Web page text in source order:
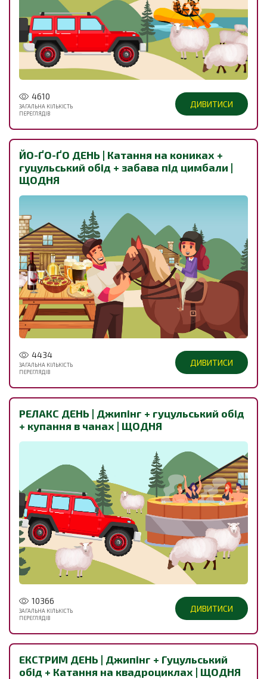
4610
ЗАГАЛЬНА КІЛЬКІСТЬ
ПЕРЕГЛЯДІВ
ДИВИТИСИ
ЙО-ҐО-ҐО ДЕНЬ | Катання на кониках +
гуцульський обід + забава під цимбали |
ЩОДНЯ
4434
ЗАГАЛЬНА КІЛЬКІСТЬ
ПЕРЕГЛЯДІВ
ДИВИТИСИ
РЕЛАКС ДЕНЬ | Джипінг + гуцульський обід
+ купання в чанах | ЩОДНЯ
10366
ЗАГАЛЬНА КІЛЬКІСТЬ
ПЕРЕГЛЯДІВ
ДИВИТИСИ
ЕКСТРИМ ДЕНЬ | Джипінг + Гуцульський
обід + Катання на квадроциклах | ЩОДНЯ